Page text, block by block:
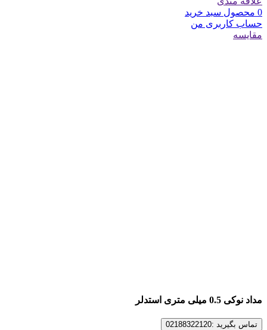
0 محصول سبد خرید
حساب کاربری من
مقایسه
مداد نوکی 0.5 میلی متری استدلر
تماس بگیرید :02188322120